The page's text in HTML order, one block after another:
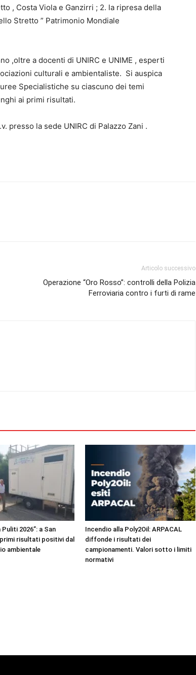
, Costa Viola e Ganzirri ; 2. la ripresa della
Stretto ” Patrimonio Mondiale
,oltre a docenti di UNIRC e UNIME , esperti
culturali e ambientaliste. Si auspica
Specialistiche su ciascuno dei temi
ai primi risultati.
presso la sede UNIRC di Palazzo Zani .
Articolo successivo
Operazione “Oro Rosso”: controlli della Polizia
Ferroviaria contro i furti di rame
Puliti 2026”: a San
risultati positivi dal
ambientale
Incendio alla Poly2Oil: ARPACAL
diffonde i risultati dei
campionamenti. Valori sotto i limiti
normativi